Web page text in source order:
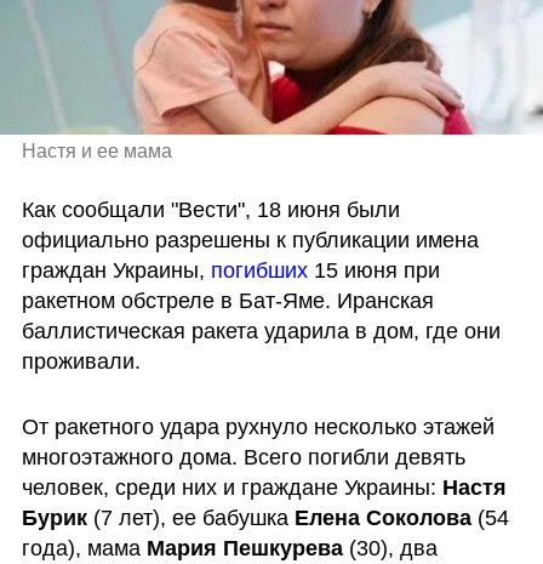
Настя и ее мама
Как сообщали "Вести", 18 июня были
официально разрешены к публикации имена
граждан Украины, погибших 15 июня при
ракетном обстреле в Бат-Яме. Иранская
баллистическая ракета ударила в дом, где они
проживали.
От ракетного удара рухнуло несколько этажей
многоэтажного дома. Всего погибли девять
человек, среди них и граждане Украины: Настя
Бурик (7 лет), ее бабушка Елена Соколова (54
года), мама Мария Пешкурева (30), два